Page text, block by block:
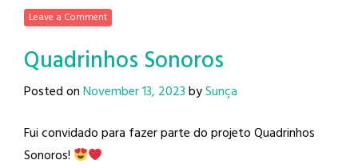
Leave a Comment
Quadrinhos Sonoros
Posted onNovember 13, 2023bySunça
Fui convidado para fazer parte do projeto Quadrinhos
Sonoros!